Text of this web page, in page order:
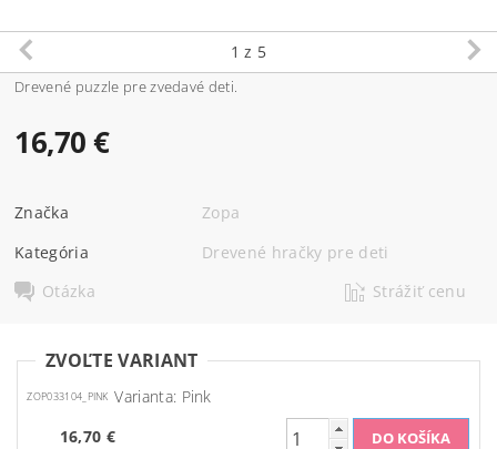
1 z 5
Drevené puzzle pre zvedavé deti.
16,70 €
Značka
Zopa
Kategória
Drevené hračky pre deti
Otázka
Strážiť cenu
ZVOĽTE VARIANT
ZOP033104_PINK Varianta: Pink
16,70 €